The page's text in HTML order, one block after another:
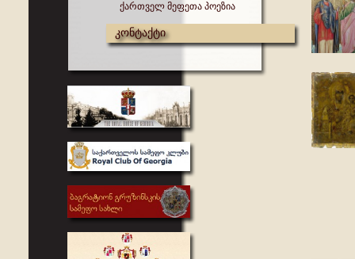
ქართველ მეფეთა პოეზია
კონტაქტი